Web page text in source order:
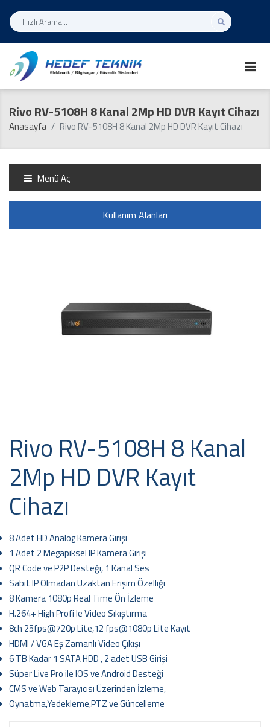
Rivo RV-5108H 8 Kanal 2Mp HD DVR Kayıt Cihazı
Anasayfa Rivo RV-5108H 8 Kanal 2Mp HD DVR Kayıt Cihazı
Menü Aç
Kullanım Alanları
Rivo RV-5108H 8 Kanal
2Mp HD DVR Kayıt
Cihazı
8 Adet HD Analog Kamera Girişi
1 Adet 2 Megapiksel IP Kamera Girişi
QR Code ve P2P Desteği, 1 Kanal Ses
Sabit IP Olmadan Uzaktan Erişim Özelliği
8 Kamera 1080p Real Time Ön İzleme
H.264+ High Profi le Video Sıkıştırma
8ch 25fps@720p Lite,12 fps@1080p Lite Kayıt
HDMI / VGA Eş Zamanlı Video Çıkışı
6 TB Kadar 1 SATA HDD , 2 adet USB Girişi
Süper Live Pro ile IOS ve Android Desteği
CMS ve Web Tarayıcısı Üzerinden İzleme,
Oynatma,Yedekleme,PTZ ve Güncelleme